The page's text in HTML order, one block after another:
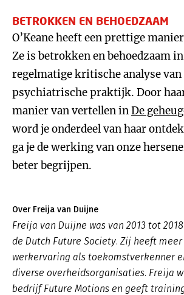
BETROKKEN EN BEHOEDZAAM
O’Keane heeft een prettige
Ze is betrokken en behoedzaam
regelmatige kritische analyse van
psychiatrische praktijk. Door
manier van vertellen inDe
word je onderdeel van haar
ga je de werking van onze
beter begrijpen.
Over Freija van Duijne
Freija van Duijne was van 2013 tot
de Dutch Future Society. Zij heeft
werkervaring als toekomstverkenner
diverse overheidsorganisaties. Freija
bedrijf Future Motions en geeft